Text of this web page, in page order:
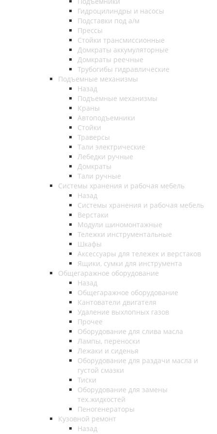
Гидроцилиндры и насосы
Подставки под а/м
Прессы
Стойки трансмиссионные
Домкраты аккумуляторные
Домкраты реечные
Трубогибы гидравлические
Подъемные механизмы
Назад
Подъемные механизмы
Краны
Автоподъемники
Стойки
Траверсы
Тали электрические
Лебедки ручные
Домкраты
Тали ручные
Системы хранения и рабочая мебель
Назад
Системы хранения и рабочая мебель
Верстаки
Модули шиномонтажные
Тележки инструментальные
Шкафы
Аксессуары для тележек и верстаков
Ящики, сумки для инструмента
Общегаражное оборудование
Назад
Общегаражное оборудование
Кантователи двигателя
Удаление выхлопных газов
Прочее
Оборудование для слива масла
Лампы, переноски
Лежаки и сиденья
Оборудование для раздачи масла и
густой смазки
Тиски
Оборудование для замены
тех.жидкостей
Пеногенераторы
Кузовной ремонт
Назад